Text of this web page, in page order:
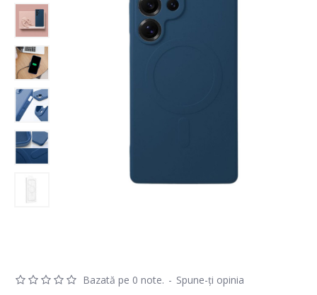
Bazată pe 0 note. - Spune-ţi opinia